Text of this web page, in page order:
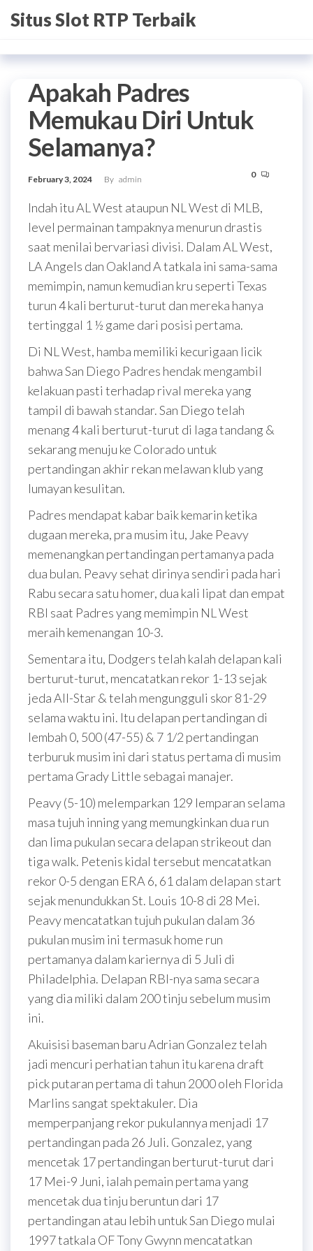
toSitus Slot RTP Terbaik
Apakah Padres
Memukau Diri Untuk
Selamanya?
February 3, 2024 By admin 0
Indah itu AL West ataupun NL West di MLB,
level permainan tampaknya menurun drastis
saat menilai bervariasi divisi. Dalam AL West,
LA Angels dan Oakland A tatkala ini sama-sama
memimpin, namun kemudian kru seperti Texas
turun 4 kali berturut-turut dan mereka hanya
tertinggal 1 ½ game dari posisi pertama.
Di NL West, hamba memiliki kecurigaan licik
bahwa San Diego Padres hendak mengambil
kelakuan pasti terhadap rival mereka yang
tampil di bawah standar. San Diego telah
menang 4 kali berturut-turut di laga tandang &
sekarang menuju ke Colorado untuk
pertandingan akhir rekan melawan klub yang
lumayan kesulitan.
Padres mendapat kabar baik kemarin ketika
dugaan mereka, pra musim itu, Jake Peavy
memenangkan pertandingan pertamanya pada
dua bulan. Peavy sehat dirinya sendiri pada hari
Rabu secara satu homer, dua kali lipat dan empat
RBI saat Padres yang memimpin NL West
meraih kemenangan 10-3.
Sementara itu, Dodgers telah kalah delapan kali
berturut-turut, mencatatkan rekor 1-13 sejak
jeda All-Star & telah mengungguli skor 81-29
selama waktu ini. Itu delapan pertandingan di
lembah 0, 500 (47-55) & 7 1/2 pertandingan
terburuk musim ini dari status pertama di musim
pertama Grady Little sebagai manajer.
Peavy (5-10) melemparkan 129 lemparan selama
masa tujuh inning yang memungkinkan dua run
dan lima pukulan secara delapan strikeout dan
tiga walk. Petenis kidal tersebut mencatatkan
rekor 0-5 dengan ERA 6, 61 dalam delapan start
sejak menundukkan St. Louis 10-8 di 28 Mei.
Peavy mencatatkan tujuh pukulan dalam 36
pukulan musim ini termasuk home run
pertamanya dalam kariernya di 5 Juli di
Philadelphia. Delapan RBI-nya sama secara
yang dia miliki dalam 200 tinju sebelum musim
ini.
Akuisisi baseman baru Adrian Gonzalez telah
jadi mencuri perhatian tahun itu karena draft
pick putaran pertama di tahun 2000 oleh Florida
Marlins sangat spektakuler. Dia
memperpanjang rekor pukulannya menjadi 17
pertandingan pada 26 Juli. Gonzalez, yang
mencetak 17 pertandingan berturut-turut dari
17 Mei-9 Juni, ialah pemain pertama yang
mencetak dua tinju beruntun dari 17
pertandingan atau lebih untuk San Diego mulai
1997 tatkala OF Tony Gwynn mencatatkan